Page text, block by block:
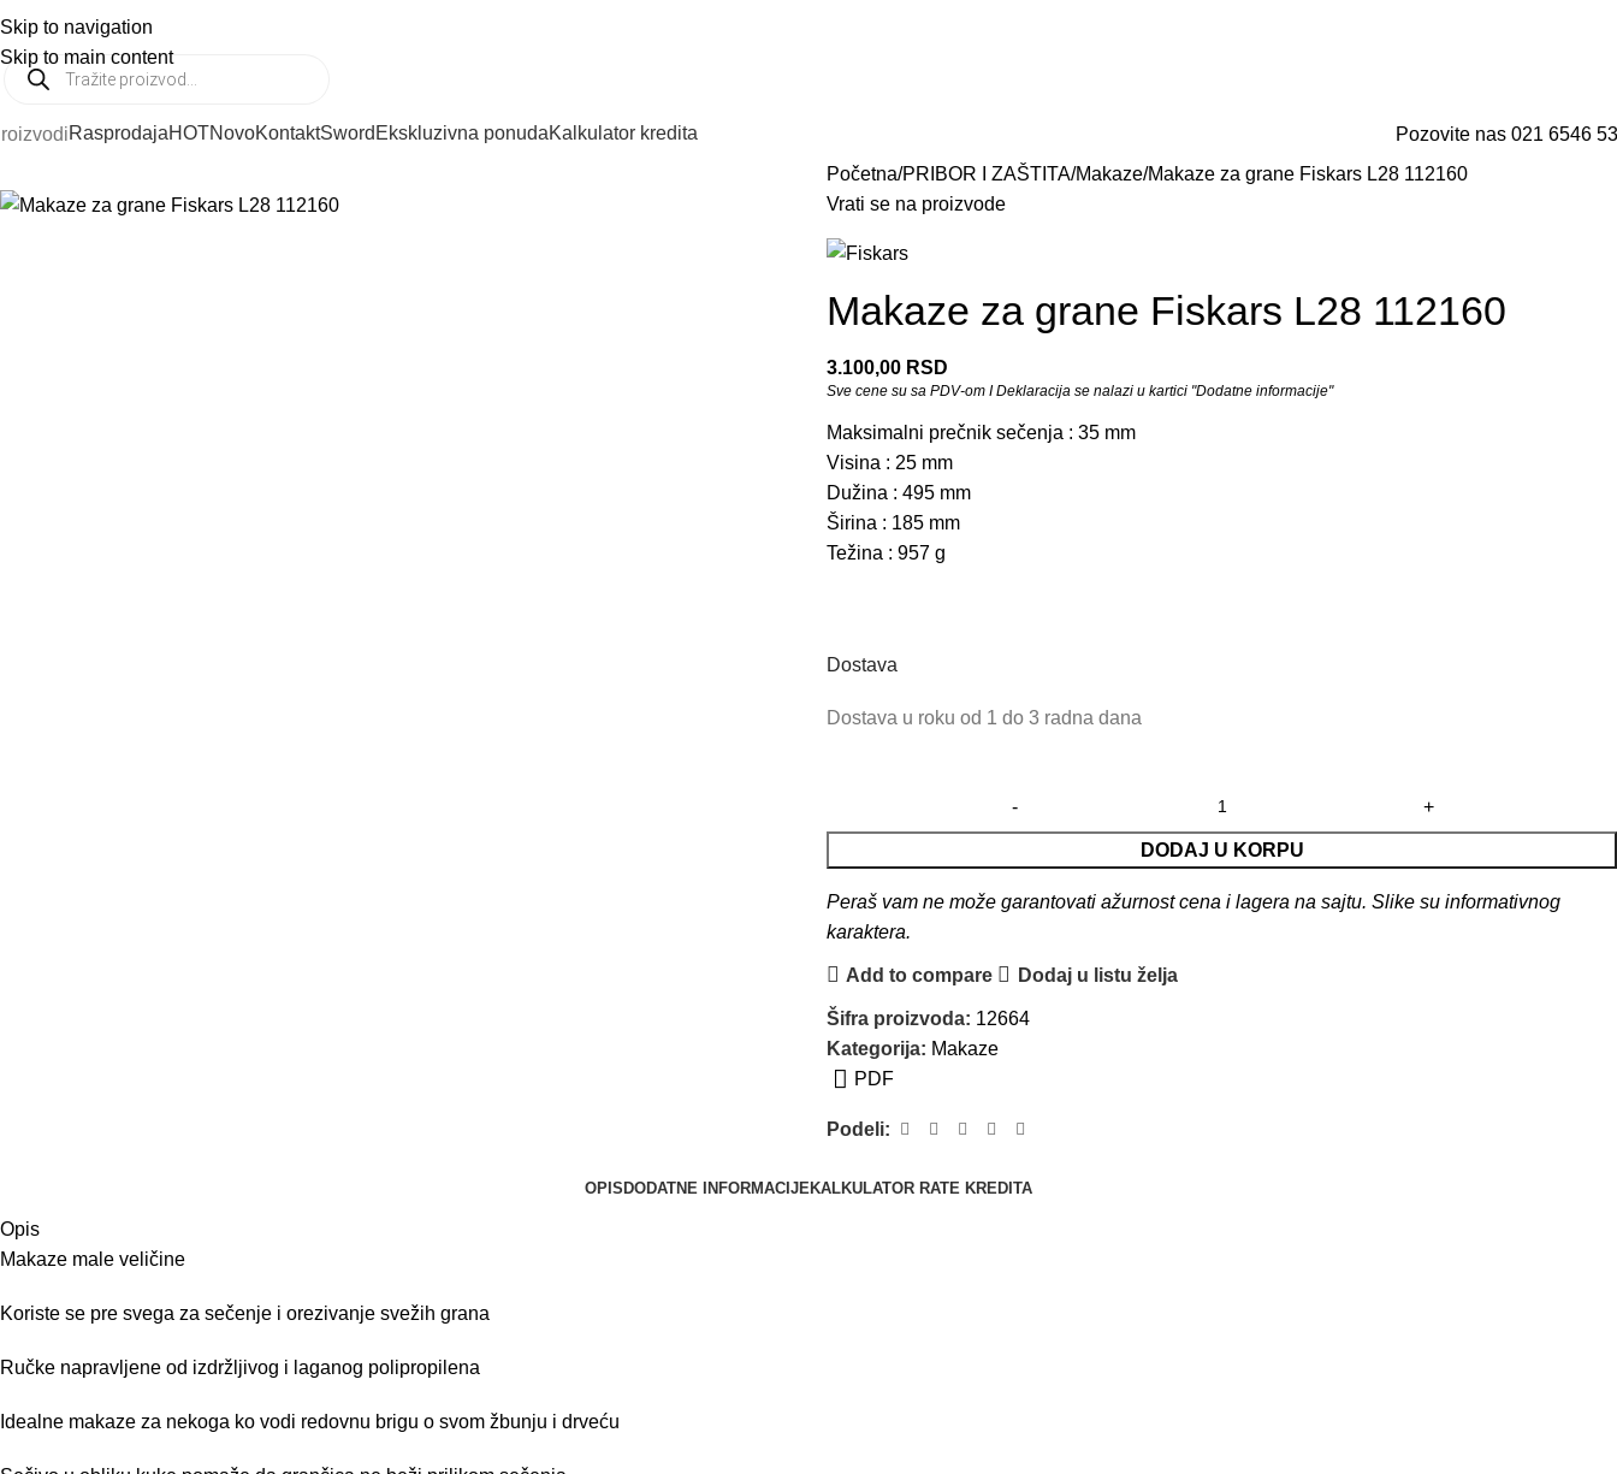
Skip to navigation
Skip to main content
PODRŠKA:021 6412 287
RasprodajaHOTNovoKontaktSword Ekskluzivna ponudaKalkulator kredita
Pozovite nas 021 6546
Početna PRIBOR I ZAŠTITA Makaze Makaze za grane Fiskars L28 112160
Vrati se na proizvode
Makaze za grane Fiskars L28 112160
3.100,00 RSD
Sve cene su sa PDV-om I Deklaracija se nalazi u kartici "Dodatne informacije"
Maksimalni prečnik sečenja : 35 mm
Visina : 25 mm
Dužina : 495 mm
Širina : 185 mm
Težina : 957 g
Dostava
Dostava u roku od 1 do 3 radna dana
DODAJ U KORPU
Peraš vam ne može garantovati ažurnost cena i lagera na sajtu. Slike su informativnog
karaktera.
Add to compare Dodaj u listu želja
Šifra proizvoda: 12664
Kategorija: Makaze
PDF
Podeli:
OPIS DODATNE INFORMACIJEKALKULATOR RATE KREDITA
Opis
Makaze male veličine
Koriste se pre svega za sečenje i orezivanje svežih grana
Ručke napravljene od izdržljivog i laganog polipropilena
Idealne makaze za nekoga ko vodi redovnu brigu o svom žbunju i drveću